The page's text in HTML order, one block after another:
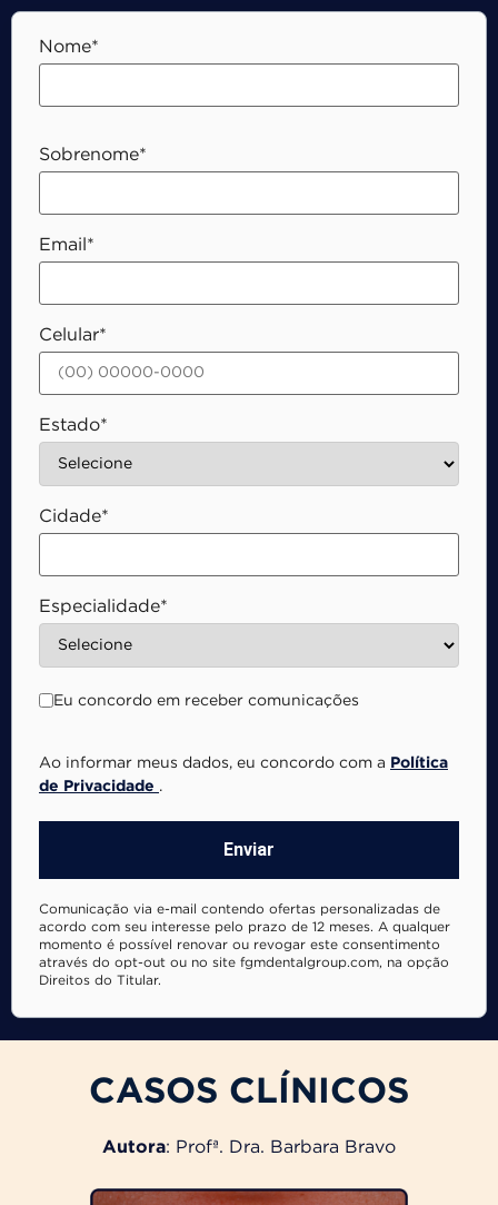
Nome*
Sobrenome*
Email*
Celular*
Estado*
Cidade*
Especialidade*
Eu concordo em receber comunicações
Ao informar meus dados, eu concordo com a
Política
de Privacidade .
Enviar
Comunicação via e-mail contendo ofertas personalizadas de
acordo com seu interesse pelo prazo de 12 meses. A qualquer
momento é possível renovar ou revogar este consentimento
através do opt-out ou no site fgmdentalgroup.com, na opção
Direitos do Titular.
CASOS CLÍNICOS
Autora: Profª. Dra. Barbara Bravo